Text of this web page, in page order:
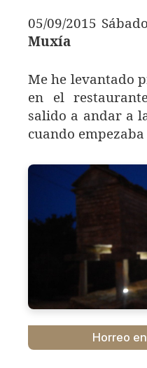
05/09/2015
Muxía
Me he levantado
en el
salido a andar a
cuando
Horreo